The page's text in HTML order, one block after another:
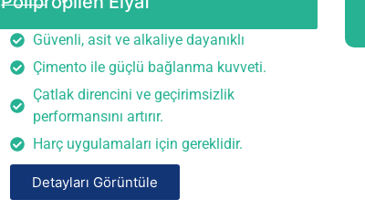
Güvenli, asit ve alkaliye dayanıklı
Çimento ile güçlü bağlanma kuvveti.
Çatlak direncini ve geçirimsizlik
performansını artırır.
Harç uygulamaları için gereklidir.
Detayları Görüntüle